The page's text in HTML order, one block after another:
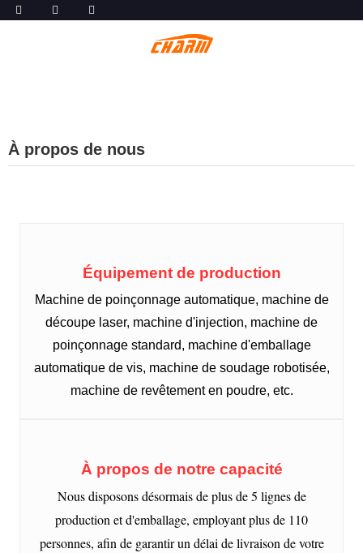
À propos de nous
Équipement de production
Machine de poinçonnage automatique, machine de
découpe laser, machine d'injection, machine de
poinçonnage standard, machine d'emballage
automatique de vis, machine de soudage robotisée,
machine de revêtement en poudre, etc.
À propos de notre capacité
Nous disposons désormais de plus de 5 lignes de
production et d'emballage, employant plus de 110
personnes, afin de garantir un délai de livraison de votre